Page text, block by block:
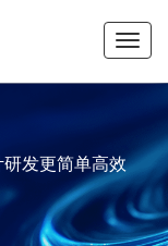
发更简单高效